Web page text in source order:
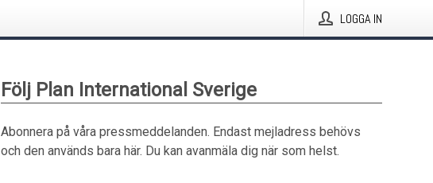
LOGGA IN
Följ Plan International Sverige
Abonnera på våra pressmeddelanden. Endast mejladress behövs
och den används bara här. Du kan avanmäla dig när som helst.